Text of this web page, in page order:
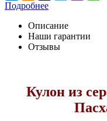
Подробнее
Описание
Наши гарантии
Отзывы
Кулон из